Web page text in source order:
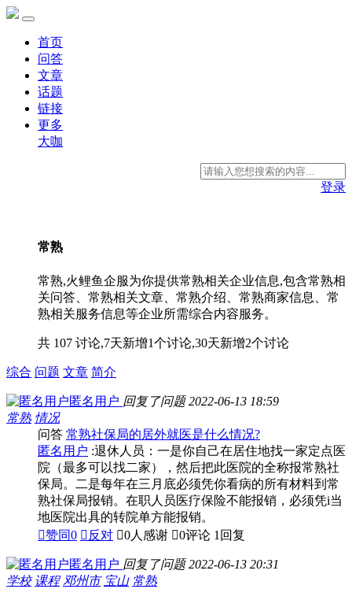
首页
问答
文章
话题
链接
更多
大咖
登录
常熟
常熟,火鲤鱼企服为你提供常熟相关企业信息,包含常熟相
关问答、常熟相关文章、常熟介绍、常熟商家信息、常
熟相关服务信息等企业所需综合内容服务。
共 107 讨论,7天新增1个讨论,30天新增2个讨论
综合 问题 文章 简介
匿名用户 回复了问题 2022-06-13 18:59
常熟 情况
问答 常熟社保局的居外就医是什么情况?
匿名用户 :退休人员：一是你自己在居住地找一家定点医
院（最多可以找二家），然后把此医院的全称报常熟社
保局。二是每年在三月底必须凭你看病的所有材料到常
熟社保局报销。在职人员医疗保险不能报销，必须凭i当
地医院出具的转院单方能报销。
赞同0  反对 0人感谢 0评论 1回复
匿名用户 回复了问题 2022-06-13 20:31
学校 课程 邓州市 宝山 常熟